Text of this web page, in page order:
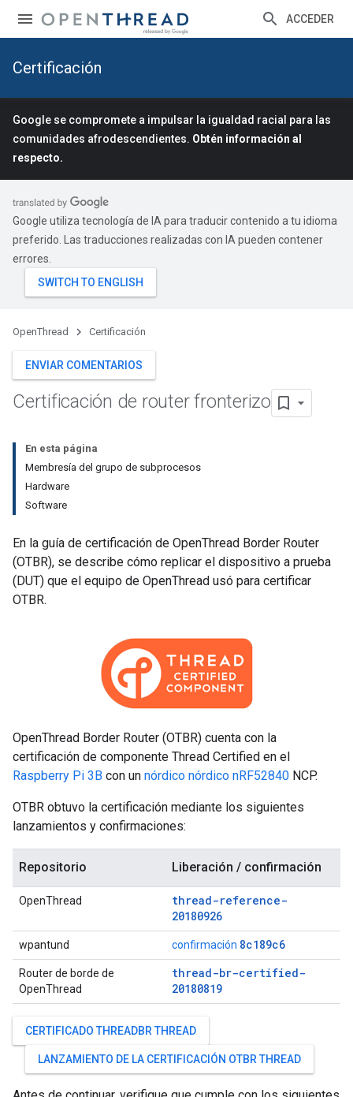
ACCEDER
Certificación
Google se compromete a impulsar la igualdad racial para las
comunidades afrodescendientes. Obtén información al
respecto.
Google utiliza tecnología de IA para traducir contenido a tu idioma
preferido. Las traducciones realizadas con IA pueden contener
errores.
OpenThread Certificación
ENVIAR COMENTARIOS
Certificación de router fronterizo
En esta página
Membresía del grupo de subprocesos
Hardware
Software
En la guía de certificación de OpenThread Border Router
(OTBR), se describe cómo replicar el dispositivo a prueba
(DUT) que el equipo de OpenThread usó para certificar
OTBR.
OpenThread Border Router (OTBR) cuenta con la
certificación de componente Thread Certified en el
Raspberry Pi 3B con un nórdico nórdico nRF52840 NCP.
OTBR obtuvo la certificación mediante los siguientes
lanzamientos y confirmaciones:
Repositorio Liberación / confirmación
OpenThread
thread-reference-
20180926
wpantund confirmación 8c189c6
Router de borde de
OpenThread
thread-br-certified-
20180819
CERTIFICADO THREADBR THREAD
LANZAMIENTO DE LA CERTIFICACIÓN OTBR THREAD